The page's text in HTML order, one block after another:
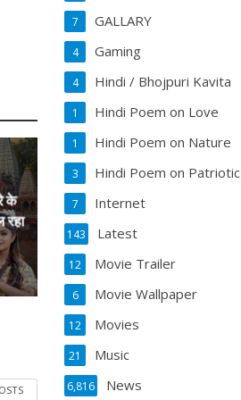
के
रहा
GALLARY
7
Gaming
4
Hindi / Bhojpuri Kavita
4
Hindi Poem on Love
1
Hindi Poem on Nature
1
Hindi Poem on Patriotic
3
Internet
7
Latest
143
Movie Trailer
12
Movie Wallpaper
6
Movies
12
Music
21
News
6,816